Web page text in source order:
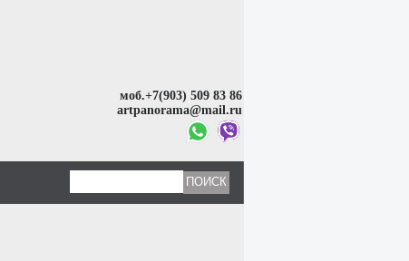
моб.+7(903) 509 83 86
artpanorama@mail.ru